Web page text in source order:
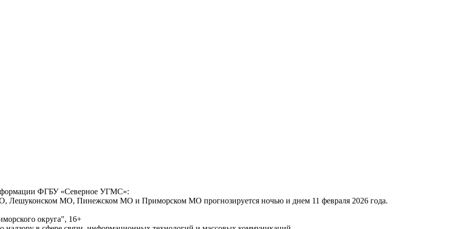
ФГБУ «Северное УГМС»:
Лешуконском МО, Пинежском МО и Приморском МО прогнозируется ночью и днем 11 февраля 2026 года.
округа", 16+